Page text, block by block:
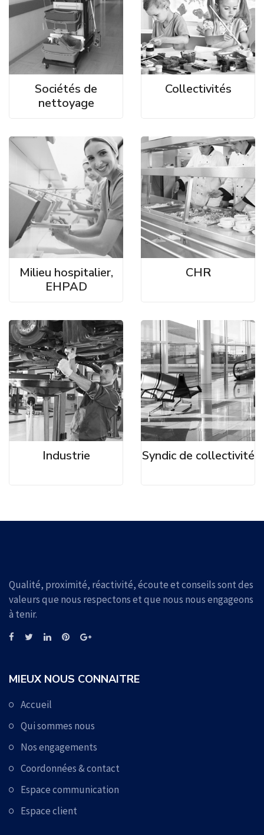
Sociétés de
nettoyage
Collectivités
Milieu hospitalier,
EHPAD
CHR
Industrie Syndic de collectivité
Qualité, proximité, réactivité, écoute et conseils sont des
valeurs que nous respectons et que nous nous engageons
à tenir.
MIEUX NOUS CONNAITRE
Accueil
Qui sommes nous
Nos engagements
Coordonnées & contact
Espace communication
Espace client